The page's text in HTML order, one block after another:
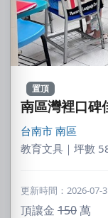
置頂
南區灣裡口碑
台南市 南區
教育文具｜坪數
更新時間：2026-07-
頂讓金 150萬